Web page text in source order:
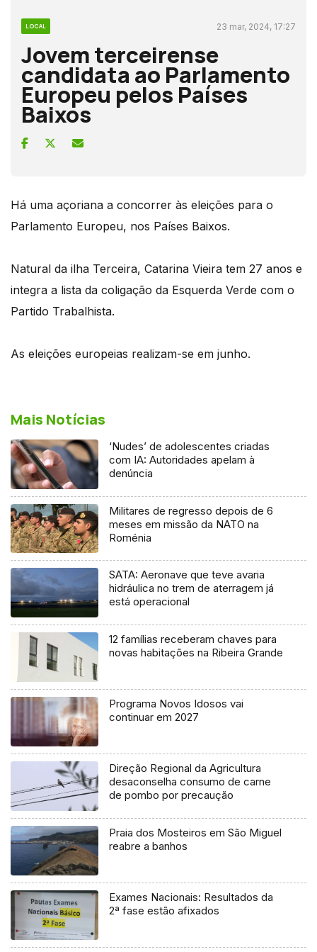
LOCAL 23 mar, 2024, 17:27
Jovem terceirense
candidata ao Parlamento
Europeu pelos Países
Baixos
Há uma açoriana a concorrer às eleições para o
Parlamento Europeu, nos Países Baixos.
Natural da ilha Terceira, Catarina Vieira tem 27 anos e
integra a lista da coligação da Esquerda Verde com o
Partido Trabalhista.
As eleições europeias realizam-se em junho.
Mais Notícias
‘Nudes’ de adolescentes criadas
com IA: Autoridades apelam à
denúncia
Militares de regresso depois de 6
meses em missão da NATO na
Roménia
SATA: Aeronave que teve avaria
hidráulica no trem de aterragem já
está operacional
12 famílias receberam chaves para
novas habitações na Ribeira Grande
Programa Novos Idosos vai
continuar em 2027
Direção Regional da Agricultura
desaconselha consumo de carne
de pombo por precaução
Praia dos Mosteiros em São Miguel
reabre a banhos
Exames Nacionais: Resultados da
2ª fase estão afixados